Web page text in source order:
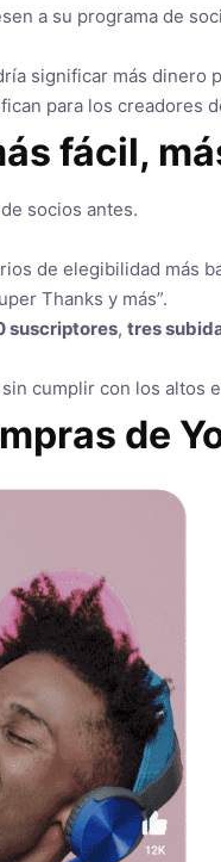
a su programa de
significar más dinero
para los creadores
fácil,
socios antes.
de elegibilidad más
Thanks y más”.
suscriptores, tres
cumplir con los altos
de